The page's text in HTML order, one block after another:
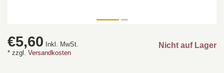
€5,60
Inkl. MwSt.
* zzgl. Versandkosten
Nicht auf Lager